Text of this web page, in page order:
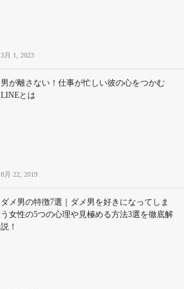
3月 1, 2023
男が離さない！仕事が忙しい彼の心をつかむ
LINEとは
8月 22, 2019
ダメ男の特徴7選｜ダメ男を好きになってしま
う女性の5つの心理や見極める方法3選を徹底解
説！